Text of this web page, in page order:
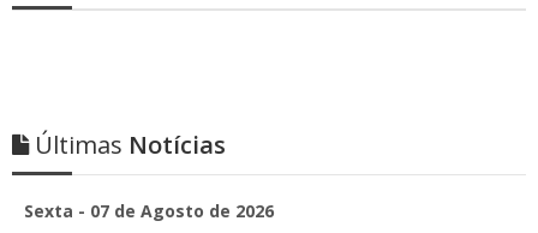
Últimas Notícias
Sexta - 07 de Agosto de 2026